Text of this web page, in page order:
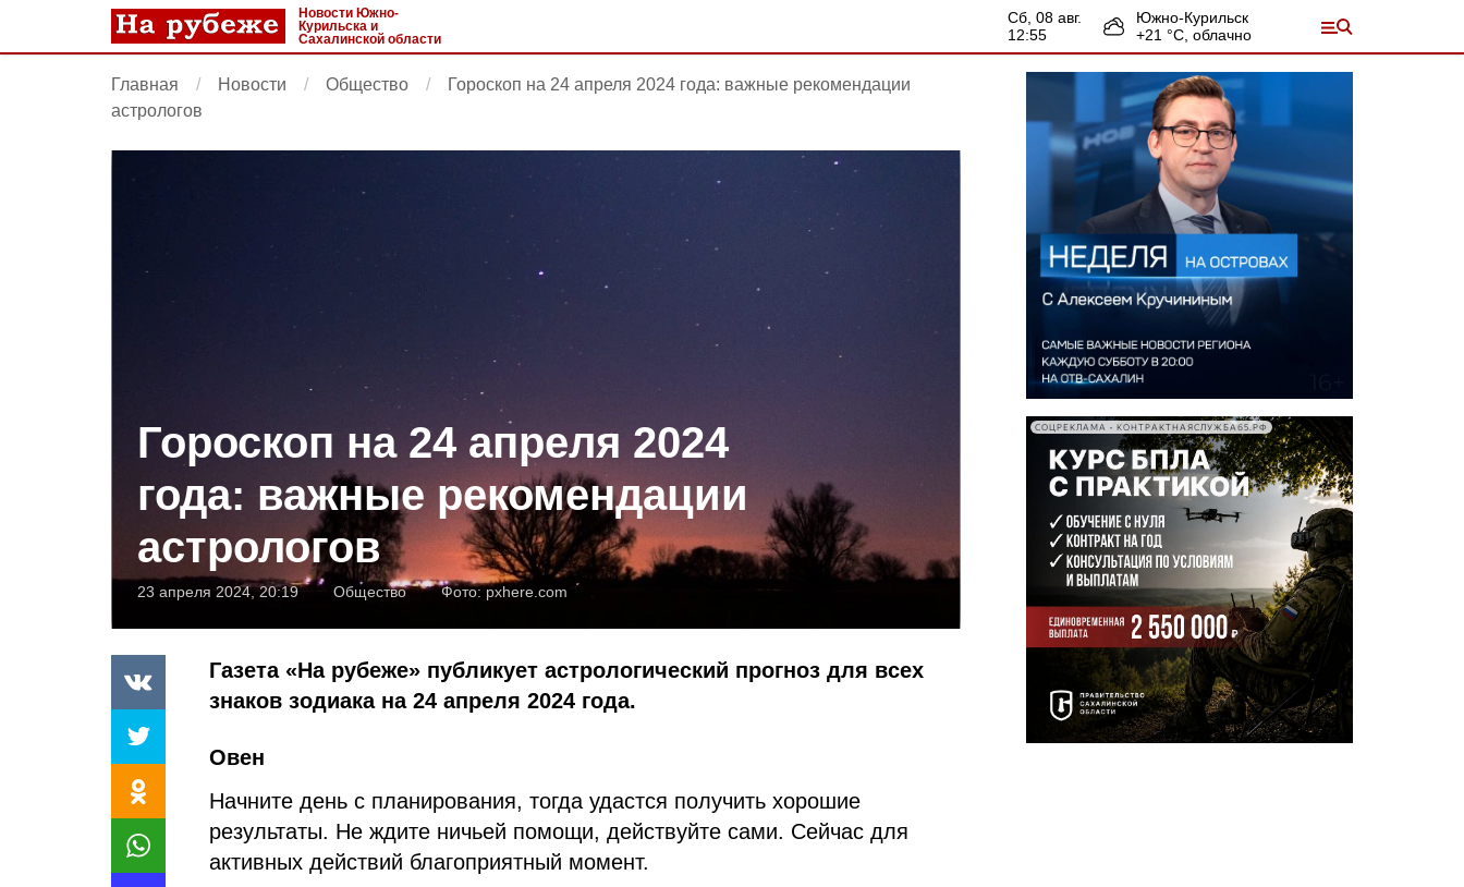
Новости Южно-
Курильска и
Сахалинской области
сб, 08 авг.
12:55
Южно-Курильск
+21 °С, облачно
Главная Новости Общество
Гороскоп на 24 апреля 2024 года: важные рекомендации
астрологов
Гороскоп на 24 апреля 2024
года: важные рекомендации
астрологов
23 апреля 2024, 20:19 Общество Фото:pxhere.com
Газета «На рубеже» публикует астрологический прогноз для всех
знаков зодиака на 24 апреля 2024 года.
Овен
Начните день с планирования, тогда удастся получить хорошие
результаты. Не ждите ничьей помощи, действуйте сами. Сейчас для
активных действий благоприятный момент.
СОЦРЕКЛАМА • КОНТРАКТНАЯСЛУЖБА65.РФ